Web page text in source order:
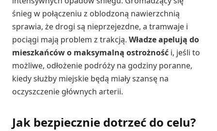
śnieg w połączeniu z oblodzoną nawierzchnią
sprawia, że drogi są nieprzejezdne, a tramwaje i
pociągi mają problem z trakcją. Władze apelują do
mieszkańców o maksymalną ostrożność i, jeśli to
możliwe, odłożenie podróży na godziny poranne,
kiedy służby miejskie będą miały szansę na
oczyszczenie głównych arterii.
Jak bezpiecznie dotrzeć do celu?